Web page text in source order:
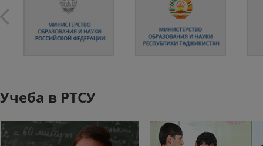
Учеба в РТСУ